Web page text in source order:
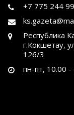
+7 775 244
Республика
г.Кокшетау,
126/3
пн-пт, 10.00